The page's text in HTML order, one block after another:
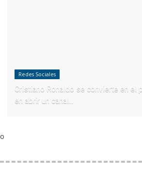
Redes Sociales
Cristiano Ronaldo se convierte en el
en abrir un canal...
o